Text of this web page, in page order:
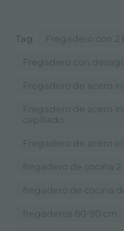
Tag: Fregadero con 2
Fregadero con
Fregadero de acero
Fregadero de acero
cepillado
Fregadero de acero
fregadero de cocina 2
fregadero de cocina
fregaderos 80-90 cm